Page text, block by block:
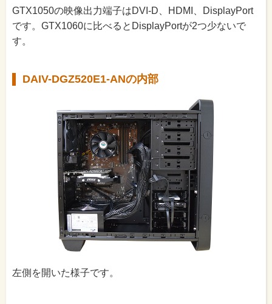
GTX1050の映像出力端子はDVI-D、HDMI、DisplayPort
です。GTX1060に比べるとDisplayPortが2つ少ないで
す。
DAIV-DGZ520E1-ANの内部
左側を開いた様子です。